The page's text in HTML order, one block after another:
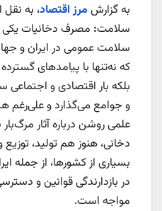
به گزارش مرز اقتصاد، به نقل
سلامت: مصرف دخانیات
سلامت عمومی در ایران و
که نه‌تنها با پیامدهای
بلکه بار اقتصادی و
و جوامع می‌گذارد و علی‌رغم
علمی روشن درباره آثار
دخانی، هنوز هم تولید،
بسیاری از کشورها، از جمله
در بازدارندگی قوانین و
مواجه است.